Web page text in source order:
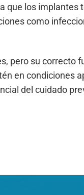
que los implantes
como
pero su correcto
en condiciones
del cuidado